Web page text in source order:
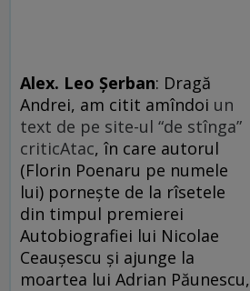
Alex. Leo Şerban: Dragă
Andrei, am citit amîndoi un
text de pe site-ul “de stînga”
criticAtac, în care autorul
(Florin Poenaru pe numele
lui) porneşte de la rîsetele
din timpul premierei
Autobiografiei lui Nicolae
Ceauşescu şi ajunge la
moartea lui Adrian Păunescu,